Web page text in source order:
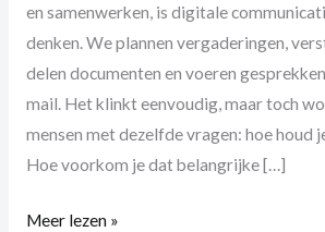
en samenwerken, is digitale
denken. We plannen vergaderingen,
delen documenten en voeren
mail. Het klinkt eenvoudig, maar toch
mensen met dezelfde vragen: hoe houd
Hoe voorkom je dat belangrijke […]
Meer lezen »